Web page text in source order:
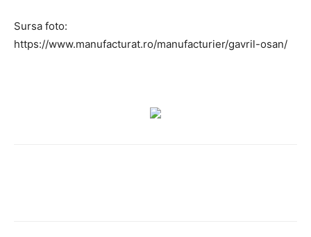
Sursa foto:
https://www.manufacturat.ro/manufacturier/gavril-osan/